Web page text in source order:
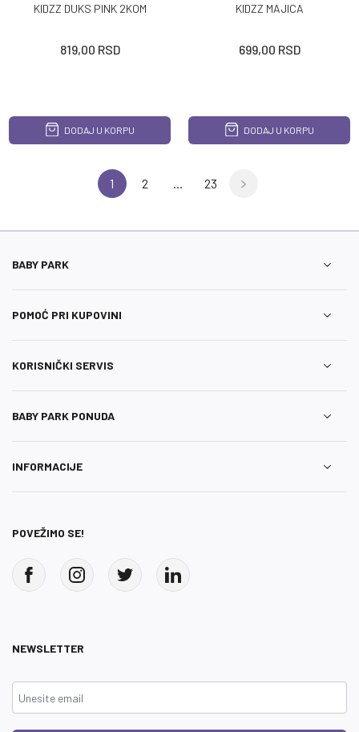
KIDZZ DUKS PINK 2KOM
819,00 RSD
DODAJ U KORPU
KIDZZ MAJICA
699,00 RSD
DODAJ U KORPU
1 2 ... 23
BABY PARK
POMOĆ PRI KUPOVINI
KORISNIČKI SERVIS
BABY PARK PONUDA
INFORMACIJE
POVEŽIMO SE!
NEWSLETTER